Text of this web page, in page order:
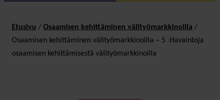
Etusivu / Osaamisen kehittäminen välityömarkkinoilla /
Osaamisen kehittäminen välityömarkkinoilla – 5 Havaintoja
osaamisen kehittämisestä välityömarkkinoilla